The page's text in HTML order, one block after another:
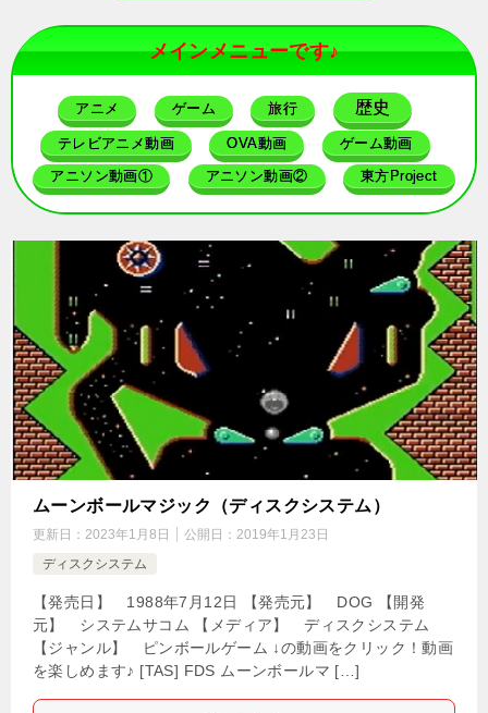
メインメニューです♪
アニメ ゲーム 旅行 歴史
テレビアニメ動画 OVA動画 ゲーム動画
アニソン動画① アニソン動画② 東方Project
ムーンボールマジック（ディスクシステム）
更新日： 2023年1月8日 公開日： 2019年1月23日
ディスクシステム
【発売日】 1988年7月12日 【発売元】 DOG 【開発
元】 システムサコム 【メディア】 ディスクシステム
【ジャンル】 ピンボールゲーム ↓の動画をクリック！動画
を楽しめます♪ [TAS] FDS ムーンボールマ […]